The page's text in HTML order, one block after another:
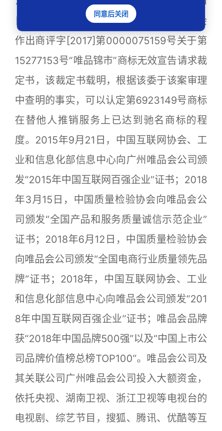
日，国家工商行政管理总局商标评审委员会
作出商评字[2017]第0000075159号关于第
15277153号“唯品锦市”商标无效宣告请求裁
定书，该裁定书载明，根据该委于该案审理
中查明的事实，可以认定第6923149号商标
在替他人推销服务上已达到驰名商标的程
度。2015年9月21日，中国互联网协会、工
业和信息化部信息中心向广州唯品会公司颁
发“2015年中国互联网百强企业”证书；2018
年3月15日，中国质量检验协会向唯品会公
司颁发“全国产品和服务质量诚信示范企业”
证书；2018年6月12日，中国质量检验协会
向唯品会公司颁发“全国电商行业质量领先品
牌”证书；2018年，中国互联网协会、工业
和信息化部信息中心向唯品会公司颁发“201
8年中国互联网百强企业”证书；唯品会品牌
获“2018年中国品牌500强”以及“中国上市公
司品牌价值榜总榜TOP100”。唯品会公司及
其关联公司广州唯品会公司投入大额资金，
依托央视、湖南卫视、浙江卫视等电视台的
电视剧、综艺节目，搜狐、腾讯、优酷等互
同意后关闭